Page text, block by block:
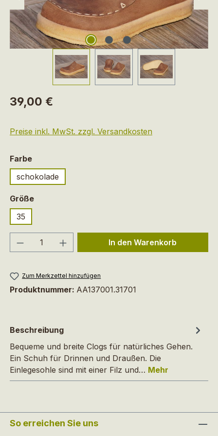
Regulärer Preis:
39,00 €
Preise inkl. MwSt. zzgl. Versandkosten
Farbeauswählen
schokolade
Größeauswählen
35
Produkt Anzahl: Gib denIn den Warenkorb
Zum Merkzettel hinzufügen
Produktnummer: AA137001.31701
Beschreibung
Bequeme und breite Clogs für natürliches Gehen.
Ein Schuh für Drinnen und Draußen. Die
Einlegesohle sind mit einer Filz und… Mehr
So erreichen Sie uns